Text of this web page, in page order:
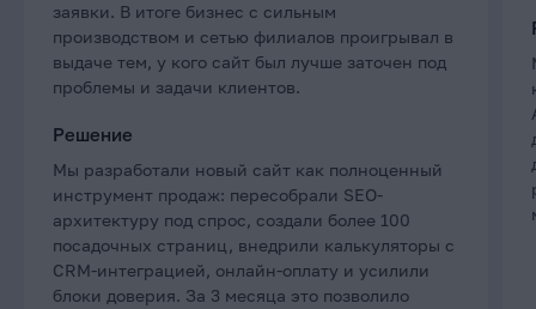
заявки. В итоге бизнес с сильным
производством и сетью филиалов проигрывал в
выдаче тем, у кого сайт был лучше заточен под
проблемы и задачи клиентов.
Решение
Мы разработали новый сайт как полноценный
инструмент продаж: пересобрали SEO-
архитектуру под спрос, создали более 100
посадочных страниц, внедрили калькуляторы с
CRM-интеграцией, онлайн-оплату и усилили
блоки доверия. За 3 месяца это позволило